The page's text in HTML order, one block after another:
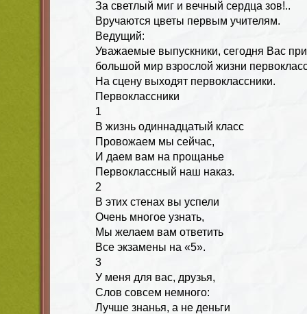
За светлый миг и вечный сердца зов!..
Вручаются цветы первым учителям.
Ведущий:
Уважаемые выпускники, сегодня Вас
большой мир взрослой жизни
На сцену выходят первоклассники.
Первоклассники
1
В жизнь одиннадцатый класс
Провожаем мы сейчас,
И даем вам на прощанье
Первоклассный наш наказ.
2
В этих стенах вы успели
Очень многое узнать,
Мы желаем вам ответить
Все экзамены на «5».
3
У меня для вас, друзья,
Слов совсем немного:
Лучше знанья, а не деньги